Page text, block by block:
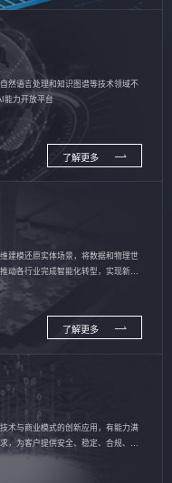
然语言处理和知识图谱等技术领域不
能力开放平台
了解更多
建模还原实体场景，将数据和物理世
动各行业完成智能化转型，实现新旧
了解更多
术与商业模式的创新应用，有能力满
，为客户提供安全、稳定、合规、持